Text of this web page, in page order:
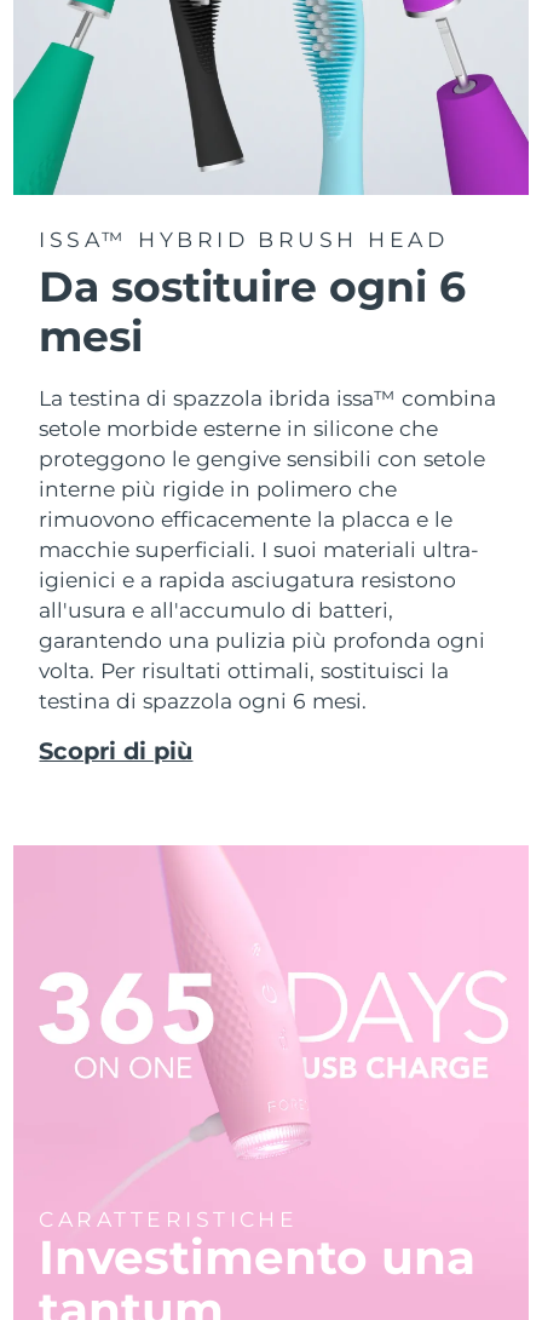
ISSA™ HYBRID BRUSH HEAD
Da sostituire ogni 6
mesi
La testina di spazzola ibrida issa™ combina
setole morbide esterne in silicone che
proteggono le gengive sensibili con setole
interne più rigide in polimero che
rimuovono efficacemente la placca e le
macchie superficiali. I suoi materiali ultra-
igienici e a rapida asciugatura resistono
all'usura e all'accumulo di batteri,
garantendo una pulizia più profonda ogni
volta. Per risultati ottimali, sostituisci la
testina di spazzola ogni 6 mesi.
Scopri di più
CARATTERISTICHE
Investimento una